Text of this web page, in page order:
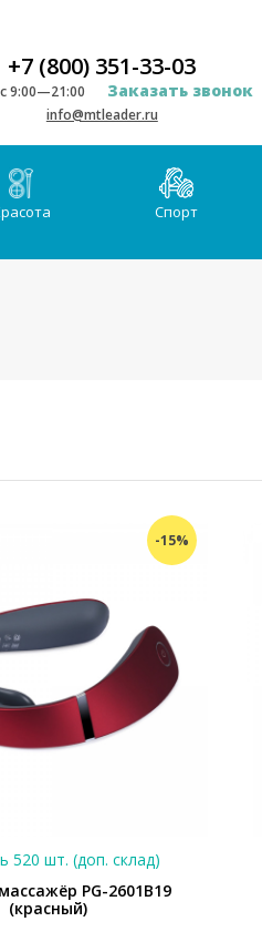
+7 (800) 351-33-03
9:00—21:00 Заказать звонок
info@mtleader.ru
Спорт
-15%
520 шт. (доп. склад)
PG-2601B19
(красный)